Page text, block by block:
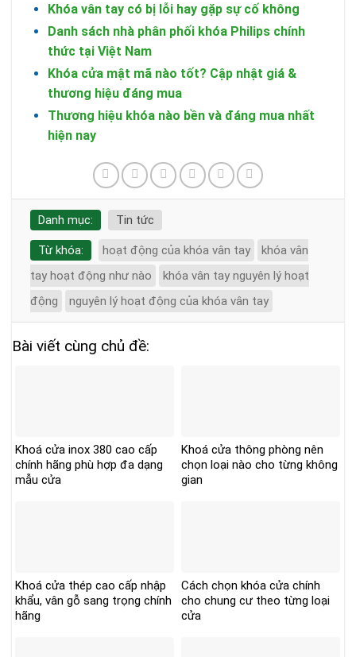
Khóa vân tay có bị lỗi hay gặp sự cố không
Danh sách nhà phân phối khóa Philips chính
thức tại Việt Nam
Khóa cửa mật mã nào tốt? Cập nhật giá &
thương hiệu đáng mua
Thương hiệu khóa nào bền và đáng mua nhất
hiện nay
Danh mục: Tin tức
Từ khóa: hoạt động của khóa vân tay
khóa vân
tay hoạt động như nào
khóa vân tay nguyên lý hoạt
động
nguyên lý hoạt động của khóa vân tay
Bài viết cùng chủ đề:
Khoá cửa inox 380 cao cấp
chính hãng phù hợp đa dạng
mẫu cửa
Khoá cửa thông phòng nên
chọn loại nào cho từng không
gian
Khoá cửa thép cao cấp nhập
khẩu, vân gỗ sang trọng chính
hãng
Cách chọn khóa cửa chính
cho chung cư theo từng loại
cửa